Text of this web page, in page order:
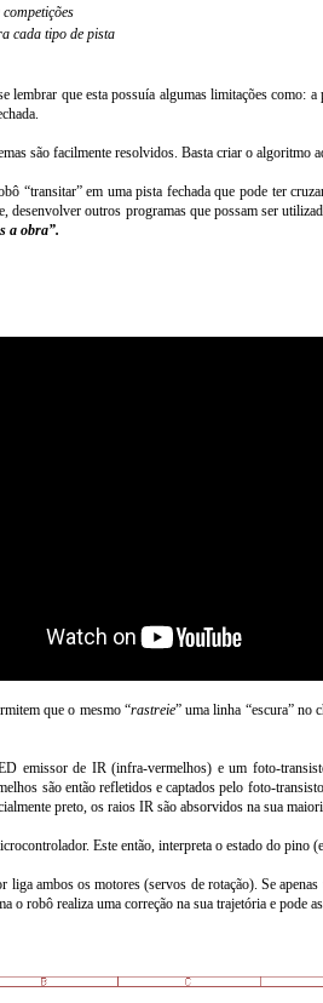
cada tipo de pista
lembrar que esta possuía algumas limitações como:
são facilmente resolvidos. Basta criar o algoritmo
“transitar” em uma pista fechada que pode ter
outros programas que possam ser
a obra”.
que o mesmo “rastreie” uma linha “escura” no
emissor de IR (infra-vermelhos) e um foto-
são então refletidos e captados pelo foto-
preto, os raios IR são absorvidos na sua
Este então, interpreta o estado do pino
liga ambos os motores (servos de rotação). Se
o robô realiza uma correção na sua trajetória e pode